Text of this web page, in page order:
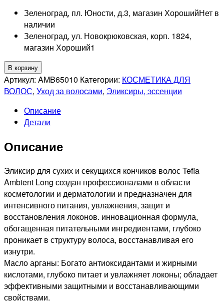
Зеленоград, пл. Юности, д.3, магазин ХорошийНет в
наличии
Зеленоград, ул. Новокрюковская, корп. 1824,
магазин Хороший1
Количество
товара
TEFIA
AMBIENT
LONG
для
и
секущихся
кончиков
волос,
100мл
В корзину
Артикул: AMB65010 Категории: КОСМЕТИКА ДЛЯ
ВОЛОС, Уход за волосами, Эликсиры, эссенции
Описание
Детали
Описание
Эликсир для сухих и секущихся кончиков волос Tefia
Ambient Long создан профессионалами в области
косметологии и дерматологии и предназначен для
интенсивного питания, увлажнения, защит и
восстановления локонов. инновационная формула,
обогащенная питательными ингредиентами, глубоко
проникает в структуру волоса, восстанавливая его
изнутри.
Масло арганы: Богато антиоксидантами и жирными
кислотами, глубоко питает и увлажняет локоны; обладает
эффективными защитными и восстанавливающими
свойствами.